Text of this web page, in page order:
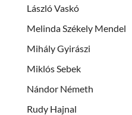
László Vaskó
Melinda Székely Mendel
Mihály Gyirászi
Miklós Sebek
Nándor Németh
Rudy Hajnal